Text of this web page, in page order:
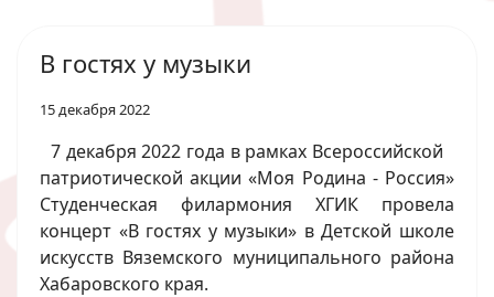
В гостях у музыки
15 декабря 2022
7 декабря 2022 года в рамках Всероссийской
патриотической акции «Моя Родина - Россия»
Студенческая филармония ХГИК провела
концерт «В гостях у музыки» в Детской школе
искусств Вяземского муниципального района
Хабаровского края.